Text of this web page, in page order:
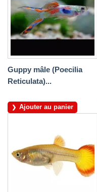
Guppy mâle (Poecilia
Reticulata)...
Ajouter au panier